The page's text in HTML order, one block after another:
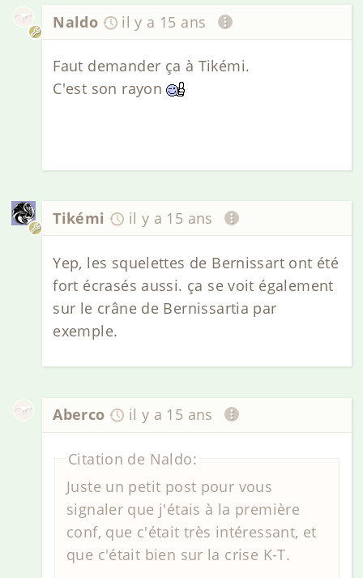
Naldo il y a 15 ans
Faut demander ça à Tikémi.
C'est son rayon
Tikémi il y a 15 ans
Yep, les squelettes de Bernissart ont été
fort écrasés aussi. ça se voit également
sur le crâne de Bernissartia par
exemple.
Aberco il y a 15 ans
Citation de Naldo:
Juste un petit post pour vous
signaler que j'étais à la première
conf, que c'était très intéressant, et
que c'était bien sur la crise K-T.